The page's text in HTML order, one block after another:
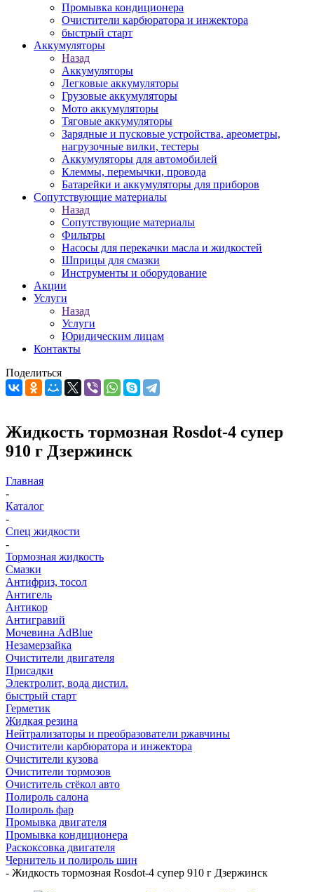
Промывка кондиционера
Очистители карбюратора и инжектора
быстрый старт
Аккумуляторы
Назад
Аккумуляторы
Легковые аккумуляторы
Грузовые аккумуляторы
Мото аккумуляторы
Тяговые аккумуляторы
Зарядные и пусковые устройства, ареометры,
нагрузочные вилки, тестеры
Аккумуляторы для автомобилей
Клеммы, перемычки, провода
Батарейки и аккумуляторы для приборов
Сопутствующие материалы
Назад
Сопутствующие материалы
Фильтры
Насосы для перекачки масла и жидкостей
Шприцы для смазки
Инструменты и оборудование
Акции
Услуги
Назад
Услуги
Юридическим лицам
Контакты
Поделиться
Жидкость тормозная Rosdot-4 супер
910 г Дзержинск
Главная
-
Каталог
-
Спец жидкости
-
Тормозная жидкость
Смазки
Антифриз, тосол
Антигель
Антикор
Антигравий
Мочевина AdBlue
Незамерзайка
Очистители двигателя
Присадки
Электролит, вода дистил.
быстрый старт
Герметик
Жидкая резина
Нейтрализаторы и преобразователи ржавчины
Очистители карбюратора и инжектора
Очистители кузова
Очистители тормозов
Очиститель стёкол авто
Полироль салона
Полироль фар
Промывка двигателя
Промывка кондиционера
Раскоксовка двигателя
Чернитель и полироль шин
- Жидкость тормозная Rosdot-4 супер 910 г Дзержинск